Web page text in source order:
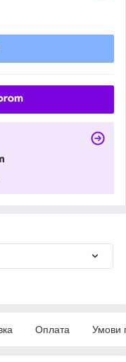
Оплата Умови